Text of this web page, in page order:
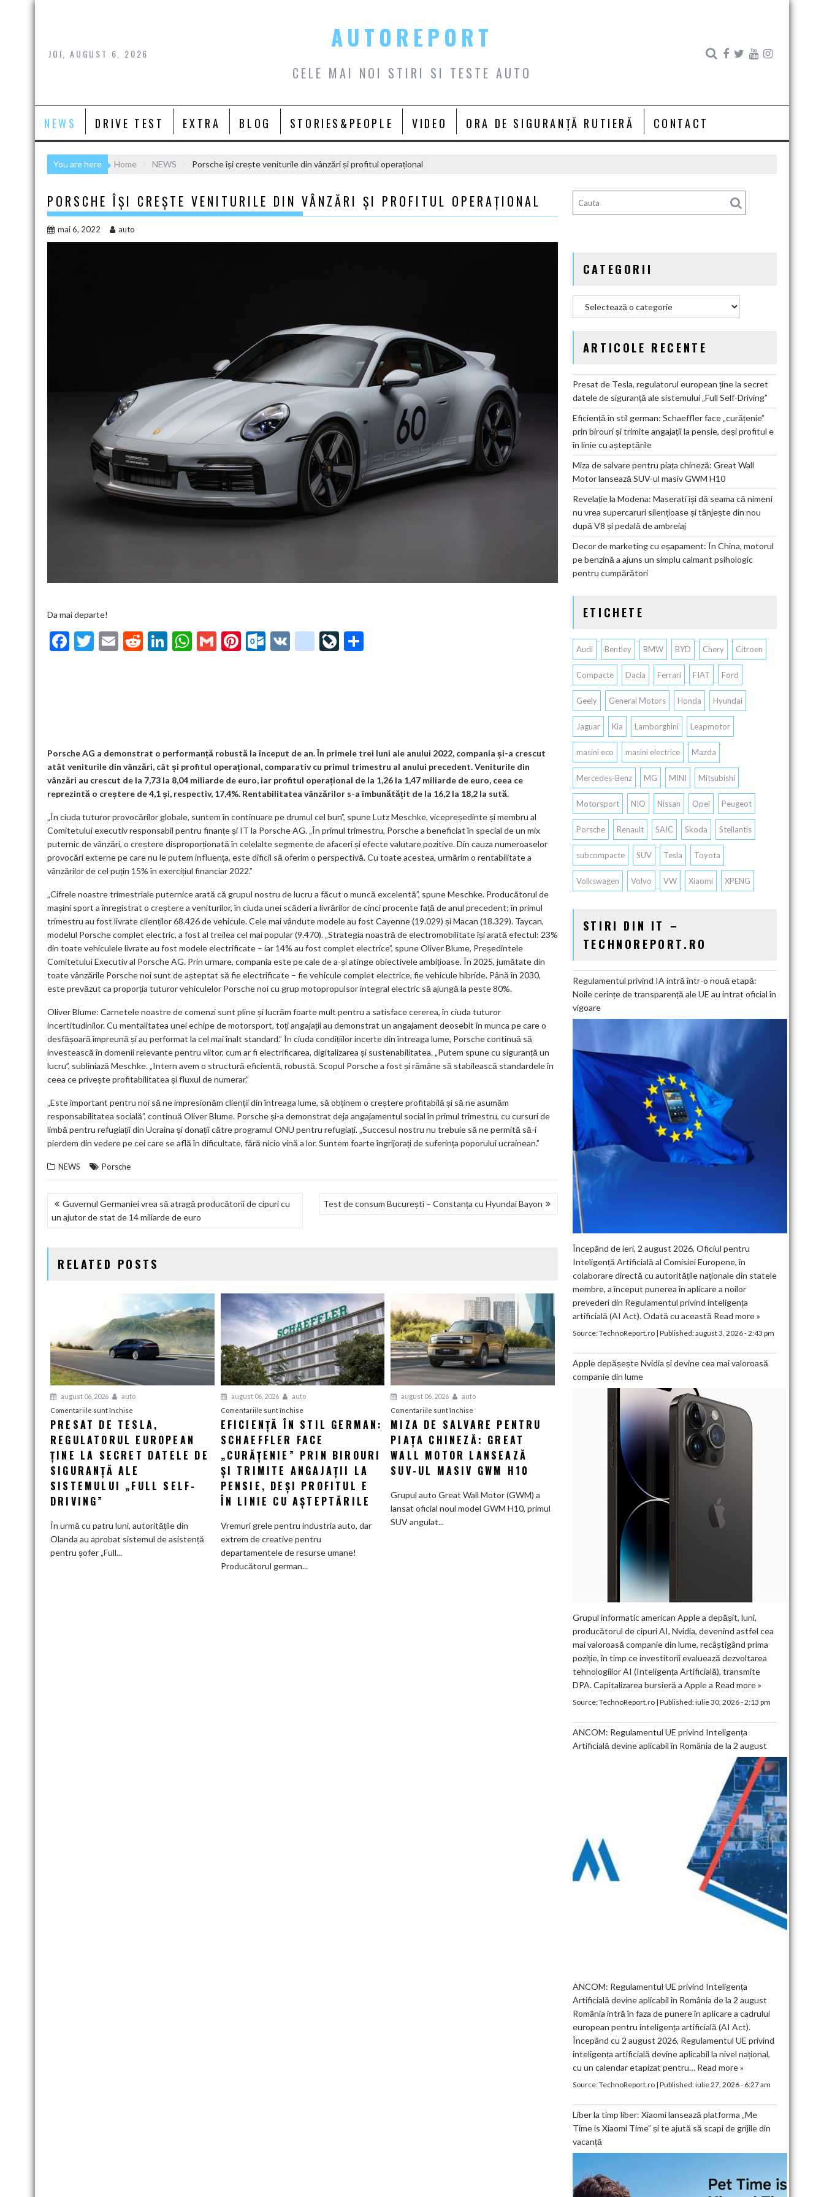
Skip
JOI, AUGUST 6, 2026
AUTOREPORT
CELE MAI NOI STIRI SI TESTE AUTO
NEWS DRIVE TEST EXTRA BLOG STORIES&PEOPLE VIDEO ORA DE SIGURANȚĂ RUTIERĂ CONTACT
You are here Home NEWS Porsche își crește veniturile din vânzări și profitul operațional
PORSCHE ÎȘI CREȘTE VENITURILE DIN VÂNZĂRI ȘI PROFITUL OPERAȚIONAL
mai 6, 2022 auto
Da mai departe!
F
k
T
E
R
Li W
p
G
Pi O
m
V
g
o
o
k
m
ar
ks
Li
Porsche AG a demonstrat o performanță robustă la început de an. În primele trei luni ale anului 2022, compania și-a crescut
atât veniturile din vânzări, cât și profitul operațional, comparativ cu primul trimestru al anului precedent. Veniturile din
vânzări au crescut de la 7,73 la 8,04 miliarde de euro, iar profitul operațional de la 1,26 la 1,47 miliarde de euro, ceea ce
reprezintă o creștere de 4,1 și, respectiv, 17,4%. Rentabilitatea vânzărilor s-a îmbunătățit de la 16,2 la 18,2 la sută.
„În ciuda tuturor provocărilor globale, suntem în continuare pe drumul cel bun”, spune Lutz Meschke, vicepreședinte și membru al
Comitetului executiv responsabil pentru finanțe și IT la Porsche AG. „În primul trimestru, Porsche a beneficiat în special de un mix
puternic de vânzări, o creștere disproporționată în celelalte segmente de afaceri și efecte valutare pozitive. Din cauza numeroaselor
provocări externe pe care nu le putem influența, este dificil să oferim o perspectivă. Cu toate acestea, urmărim o rentabilitate a
vânzărilor de cel puțin 15% în exercițiul financiar 2022.”
„Cifrele noastre trimestriale puternice arată că grupul nostru de lucru a făcut o muncă excelentă”, spune Meschke. Producătorul de
mașini sport a înregistrat o creștere a veniturilor, în ciuda unei scăderi a livrărilor de cinci procente față de anul precedent; în primul
trimestru au fost livrate clienților 68.426 de vehicule. Cele mai vândute modele au fost Cayenne (19.029) și Macan (18.329). Taycan,
modelul Porsche complet electric, a fost al treilea cel mai popular (9.470). „Strategia noastră de electromobilitate își arată efectul: 23%
din toate vehiculele livrate au fost modele electrificate – iar 14% au fost complet electrice”, spune Oliver Blume, Președintele
Comitetului Executiv al Porsche AG. Prin urmare, compania este pe cale de a-și atinge obiectivele ambițioase. În 2025, jumătate din
toate vânzările Porsche noi sunt de așteptat să fie electrificate – fie vehicule complet electrice, fie vehicule hibride. Până în 2030,
este prevăzut ca proporția tuturor vehiculelor Porsche noi cu grup motopropulsor integral electric să ajungă la peste 80%.
Oliver Blume: Carnetele noastre de comenzi sunt pline și lucrăm foarte mult pentru a satisface cererea, în ciuda tuturor
incertitudinilor. Cu mentalitatea unei echipe de motorsport, toți angajații au demonstrat un angajament deosebit în munca pe care o
desfășoară împreună și au performat la cel mai înalt standard.” În ciuda condițiilor incerte din întreaga lume, Porsche continuă să
investească în domenii relevante pentru viitor, cum ar fi electrificarea, digitalizarea și sustenabilitatea. „Putem spune cu siguranță un
lucru”, subliniază Meschke. „Intern avem o structură eficientă, robustă. Scopul Porsche a fost și rămâne să stabilească standardele în
ceea ce privește profitabilitatea și fluxul de numerar.”
„Este important pentru noi să ne impresionăm clienții din întreaga lume, să obținem o creștere profitabilă și să ne asumăm
responsabilitatea socială”, continuă Oliver Blume. Porsche și-a demonstrat deja angajamentul social în primul trimestru, cu cursuri de
limbă pentru refugiații din Ucraina și donații către programul ONU pentru refugiați. „Succesul nostru nu trebuie să ne permită să-i
pierdem din vedere pe cei care se află în dificultate, fără nicio vină a lor. Suntem foarte îngrijorați de suferința poporului ucrainean.”
NEWS Porsche
NAVIGARE
ÎN
Guvernul Germaniei vrea să atragă producătorii de cipuri cu
un ajutor de stat de 14 miliarde de euro
Test de consum București – Constanța cu Hyundai Bayon
RELATED POSTS
august 06, 2026
auto
Comentariile sunt închise
Presat
de
Tesla,
european
ține
datele
de
PRESAT DE TESLA,
REGULATORUL EUROPEAN
ȚINE LA SECRET DATELE DE
SIGURANȚĂ ALE
SISTEMULUI „FULL SELF-
DRIVING”
În urmă cu patru luni, autoritățile din
Olanda au aprobat sistemul de asistență
pentru șofer „Full...
august 06, 2026
auto
Comentariile sunt închisepentru
Eficiență
în
stil
Schaeffler
face
„curățenie”
birouri
și
trimite
angajații
EFICIENȚĂ ÎN STIL GERMAN:
SCHAEFFLER FACE
„CURĂȚENIE” PRIN BIROURI
ȘI TRIMITE ANGAJAȚII LA
PENSIE, DEȘI PROFITUL E
ÎN LINIE CU AȘTEPTĂRILE
Vremuri grele pentru industria auto, dar
extrem de creative pentru
departamentele de resurse umane!
Producătorul german...
august 06, 2026
auto
Comentariile sunt închise
Miza
de
salvare
piața
chineză:
Great
MIZA DE SALVARE PENTRU
PIAȚA CHINEZĂ: GREAT
WALL MOTOR LANSEAZĂ
SUV-UL MASIV GWM H10
Grupul auto Great Wall Motor (GWM) a
lansat oficial noul model GWM H10, primul
SUV angulat...
CATEGORII
ARTICOLE RECENTE
Presat de Tesla, regulatorul european ține la secret
datele de siguranță ale sistemului „Full Self-Driving”
Eficiență în stil german: Schaeffler face „curățenie”
prin birouri și trimite angajații la pensie, deși profitul e
în linie cu așteptările
Miza de salvare pentru piața chineză: Great Wall
Motor lansează SUV-ul masiv GWM H10
Revelație la Modena: Maserati își dă seama că nimeni
nu vrea supercaruri silențioase și tânjește din nou
după V8 și pedală de ambreiaj
Decor de marketing cu eșapament: În China, motorul
pe benzină a ajuns un simplu calmant psihologic
pentru cumpărători
ETICHETE
Audi Bentley BMW BYD Chery Citroen
Compacte Dacia Ferrari FIAT Ford
Geely General Motors Honda Hyundai
Jaguar Kia Lamborghini Leapmotor
masini eco masini electrice Mazda
Mercedes-Benz MG MINI Mitsubishi
Motorsport NIO Nissan Opel Peugeot
Porsche Renault SAIC Skoda Stellantis
subcompacte SUV Tesla Toyota
Volkswagen Volvo VW Xiaomi XPENG
STIRI DIN IT –
TECHNOREPORT.RO
Regulamentul privind IA intră într-o nouă etapă:
Noile cerințe de transparență ale UE au intrat oficial în
vigoare
Începând de ieri, 2 august 2026, Oficiul pentru
Inteligență Artificială al Comisiei Europene, în
colaborare directă cu autoritățile naționale din statele
membre, a început punerea în aplicare a noilor
prevederi din Regulamentul privind inteligența
artificială (AI Act). Odată cu această Read more »
Source:TechnoReport.ro| Published:august 3, 2026 - 2:43 pm
Apple depășește Nvidia și devine cea mai valoroasă
companie din lume
Grupul informatic american Apple a depășit, luni,
producătorul de cipuri AI, Nvidia, devenind astfel cea
mai valoroasă companie din lume, recâștigând prima
poziție, în timp ce investitorii evaluează dezvoltarea
tehnologiilor AI (Inteligența Artificială), transmite
DPA. Capitalizarea bursieră a Apple a Read more »
Source:TechnoReport.ro| Published:iulie 30, 2026 - 2:13 pm
ANCOM: Regulamentul UE privind Inteligența
Artificială devine aplicabil în România de la 2 august
ANCOM: Regulamentul UE privind Inteligența
Artificială devine aplicabil în România de la 2 august
România intră în faza de punere în aplicare a cadrului
european pentru inteligența artificială (AI Act).
Începând cu 2 august 2026, Regulamentul UE privind
inteligența artificială devine aplicabil la nivel național,
cu un calendar etapizat pentru… Read more »
Source:TechnoReport.ro| Published:iulie 27, 2026 - 6:27 am
Liber la timp liber: Xiaomi lansează platforma „Me
Time is Xiaomi Time” și te ajută să scapi de grijile din
vacanță